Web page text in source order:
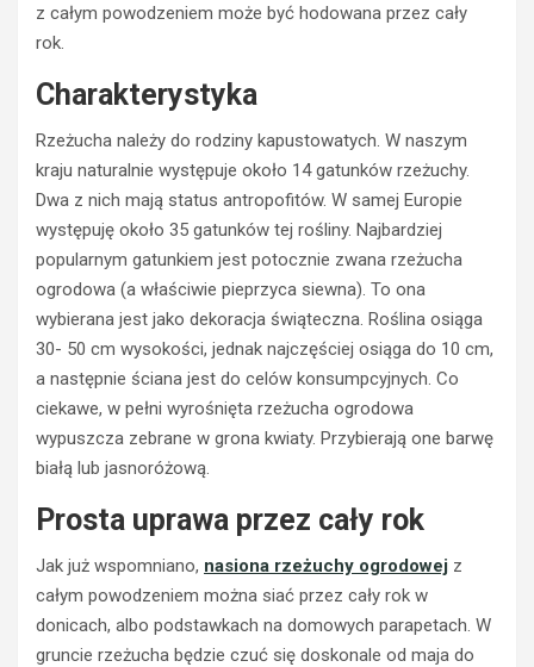
z całym powodzeniem może być hodowana przez cały
rok.
Charakterystyka
Rzeżucha należy do rodziny kapustowatych. W naszym
kraju naturalnie występuje około 14 gatunków rzeżuchy.
Dwa z nich mają status antropofitów. W samej Europie
występuję około 35 gatunków tej rośliny. Najbardziej
popularnym gatunkiem jest potocznie zwana rzeżucha
ogrodowa (a właściwie pieprzyca siewna). To ona
wybierana jest jako dekoracja świąteczna. Roślina osiąga
30- 50 cm wysokości, jednak najczęściej osiąga do 10 cm,
a następnie ściana jest do celów konsumpcyjnych. Co
ciekawe, w pełni wyrośnięta rzeżucha ogrodowa
wypuszcza zebrane w grona kwiaty. Przybierają one barwę
białą lub jasnoróżową.
Prosta uprawa przez cały rok
Jak już wspomniano, nasiona rzeżuchy ogrodowej z
całym powodzeniem można siać przez cały rok w
donicach, albo podstawkach na domowych parapetach. W
gruncie rzeżucha będzie czuć się doskonale od maja do